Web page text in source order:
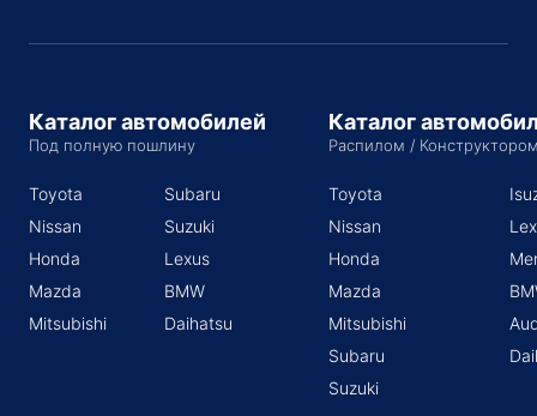
Каталог автомобилей
Под полную пошлину
Toyota
Nissan
Honda
Mazda
Mitsubishi
Subaru
Suzuki
Lexus
BMW
Daihatsu
Каталог
Распилом /
Toyota
Nissan
Honda
Mazda
Mitsubishi
Subaru
Suzuki